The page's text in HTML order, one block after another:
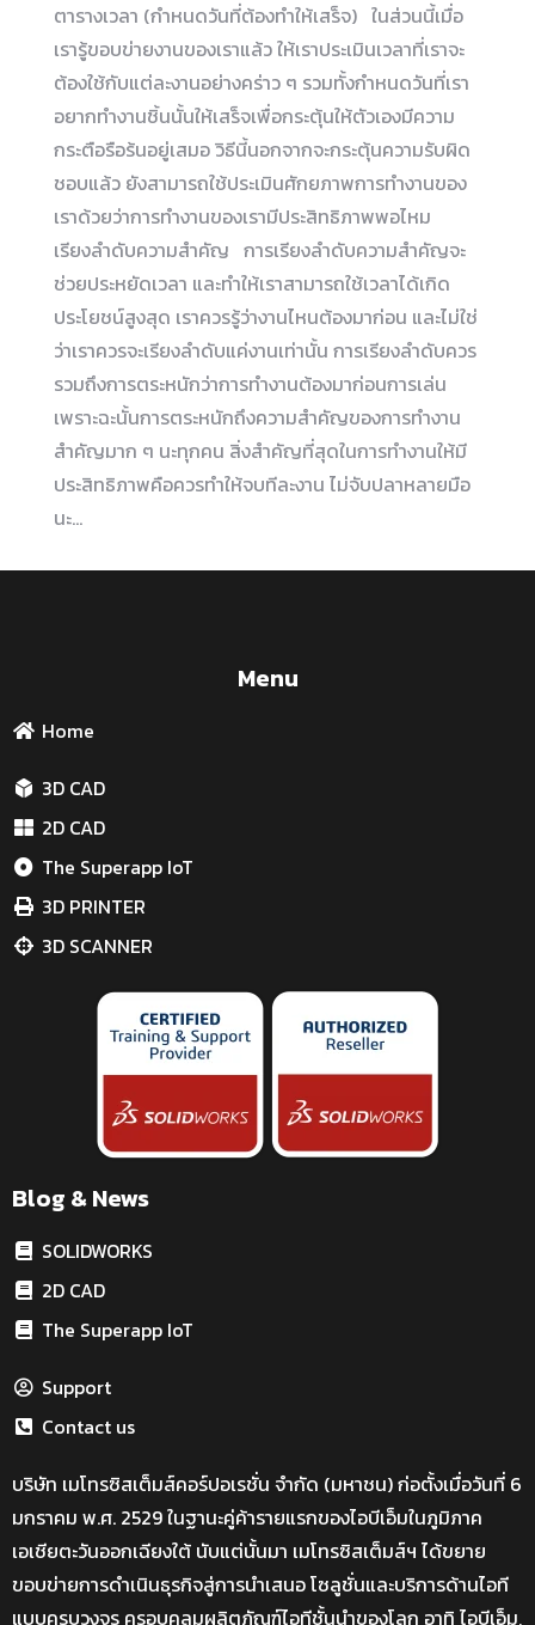
ตารางเวลา (กำหนดวันที่ต้องทำให้เสร็จ) ในส่วนนี้เมื่อ
เรารู้ขอบข่ายงานของเราแล้ว ให้เราประเมินเวลาที่เราจะ
ต้องใช้กับแต่ละงานอย่างคร่าว ๆ รวมทั้งกำหนดวันที่เรา
อยากทำงานชิ้นนั้นให้เสร็จเพื่อกระตุ้นให้ตัวเองมีความ
กระตือรือร้นอยู่เสมอ วิธีนี้นอกจากจะกระตุ้นความรับผิด
ชอบแล้ว ยังสามารถใช้ประเมินศักยภาพการทำงานของ
เราด้วยว่าการทำงานของเรามีประสิทธิภาพพอไหม
เรียงลำดับความสำคัญ การเรียงลำดับความสำคัญจะ
ช่วยประหยัดเวลา และทำให้เราสามารถใช้เวลาได้เกิด
ประโยชน์สูงสุด เราควรรู้ว่างานไหนต้องมาก่อน และไม่ใช่
ว่าเราควรจะเรียงลำดับแค่งานเท่านั้น การเรียงลำดับควร
รวมถึงการตระหนักว่าการทำงานต้องมาก่อนการเล่น
เพราะฉะนั้นการตระหนักถึงความสำคัญของการทำงาน
สำคัญมาก ๆ นะทุกคน สิ่งสำคัญที่สุดในการทำงานให้มี
ประสิทธิภาพคือควรทำให้จบทีละงาน ไม่จับปลาหลายมือ
นะ…
Menu
Home
3D CAD
2D CAD
The Superapp IoT
3D PRINTER
3D SCANNER
Blog & News
SOLIDWORKS
2D CAD
The Superapp IoT
Support
Contact us
บริษัท เมโทรซิสเต็มส์คอร์ปอเรชั่น จำกัด (มหาชน) ก่อตั้งเมื่อวันที่ 6
มกราคม พ.ศ. 2529 ในฐานะคู่ค้ารายแรกของไอบีเอ็มในภูมิภาค
เอเชียตะวันออกเฉียงใต้ นับแต่นั้นมา เมโทรซิสเต็มส์ฯ ได้ขยาย
ขอบข่ายการดำเนินธุรกิจสู่การนำเสนอ โซลูชั่นและบริการด้านไอที
แบบครบวงจร ครอบคลุมผลิตภัณฑ์ไอทีชั้นนำของโลก อาทิ ไอบีเอ็ม,